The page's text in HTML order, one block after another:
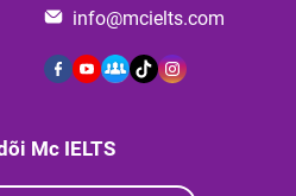
info@mcielts.com
Mc IELTS